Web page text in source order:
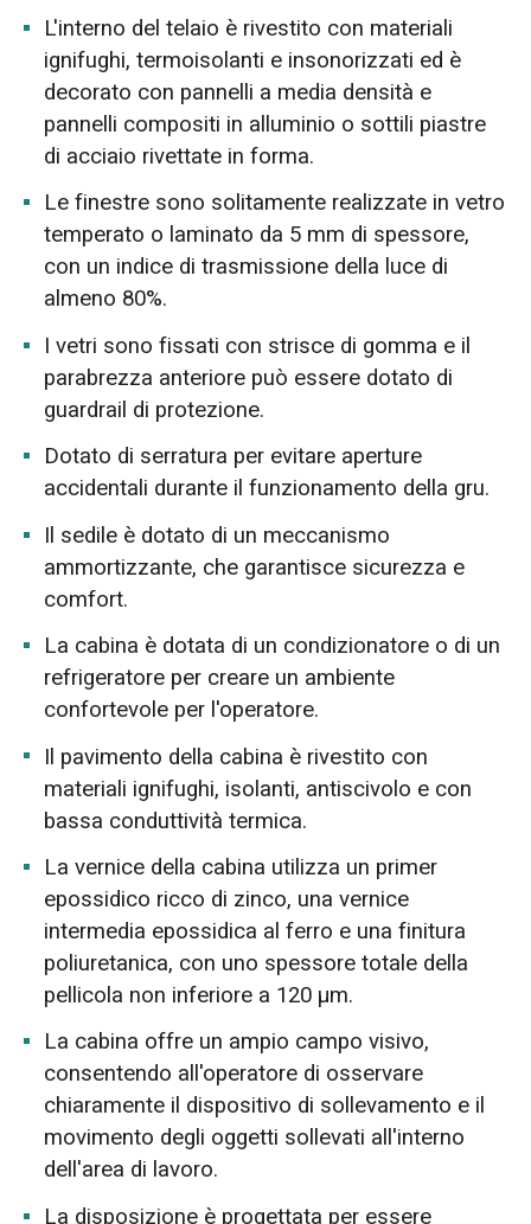
L'interno del telaio è rivestito con materiali
ignifughi, termoisolanti e insonorizzati ed è
decorato con pannelli a media densità e
pannelli compositi in alluminio o sottili piastre
di acciaio rivettate in forma.
Le finestre sono solitamente realizzate in vetro
temperato o laminato da 5 mm di spessore,
con un indice di trasmissione della luce di
almeno 80%.
I vetri sono fissati con strisce di gomma e il
parabrezza anteriore può essere dotato di
guardrail di protezione.
Dotato di serratura per evitare aperture
accidentali durante il funzionamento della gru.
Il sedile è dotato di un meccanismo
ammortizzante, che garantisce sicurezza e
comfort.
La cabina è dotata di un condizionatore o di un
refrigeratore per creare un ambiente
confortevole per l'operatore.
Il pavimento della cabina è rivestito con
materiali ignifughi, isolanti, antiscivolo e con
bassa conduttività termica.
La vernice della cabina utilizza un primer
epossidico ricco di zinco, una vernice
intermedia epossidica al ferro e una finitura
poliuretanica, con uno spessore totale della
pellicola non inferiore a 120 µm.
La cabina offre un ampio campo visivo,
consentendo all'operatore di osservare
chiaramente il dispositivo di sollevamento e il
movimento degli oggetti sollevati all'interno
dell'area di lavoro.
La disposizione è progettata per essere